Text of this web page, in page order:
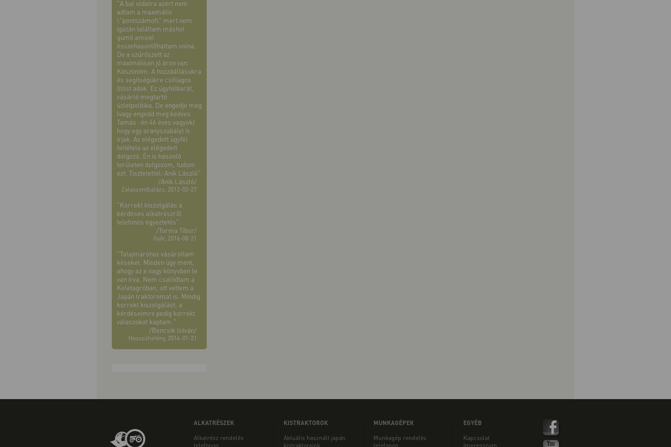
"A bal oldalra azért nem
adtam a maximális
\"pontszámot\" mert nem
igazán találtam máshol
gumit amivel
összehasonlíthattam volna.
De a szűrőszett az
maximálisan jó áron van.
Köszönöm. A hozzáállásukra
és segítségükre csillagos
ötöst adok. Ez ügyfélbarát,
vásárló megtartó
üzletpolitika. De engedje meg
(vagy engedd meg kedves
Tamás -én 46 éves vagyok)
hogy egy aranyszabályt is
írjak. Az elégedett ügyfél
feltétele az elégedett
dolgozó. Én is hasonló
területen dolgozom, tudom
ezt. Tisztelettel: Anik László"
/Anik László/
Zalaszentbalázs, 2012-02-27
"Korrekt kiszolgálás a
kérdéses alkatrészről
telefonos egyeztetés"
/Torma Tibor/
Győr, 2016-08-21
"Talajmaróhoz vásároltam
késeket. Minden úgy ment,
ahogy az a nagy könyvben le
van írva. Nem csalódtam a
Keletagróban, ott vettem a
Japán traktoromat is. Mindig
korrekt kiszolgálást, a
kérdéseimre pedig korrekt
válaszokat kaptam."
/Bencsik István/
Hosszúhetény, 2016-01-21
ALKATRÉSZEK
Alkatrész rendelés
telefonon
KISTRAKTOROK
Aktuális használt japán
kistraktoraink
MUNKAGÉPEK
Munkagép rendelés
telefonon
EGYÉB
Kapcsolat
Impresszum